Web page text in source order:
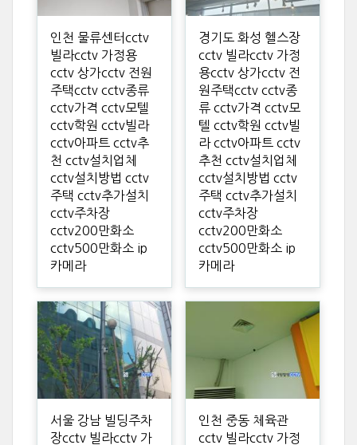
인천 물류센터cctv
빌라cctv 가정용
cctv 상가cctv 전원
주택cctv cctv종류
cctv가격 cctv모텔
cctv학원 cctv빌라
cctv아파트 cctv추
천 cctv설치업체
cctv설치방법 cctv
주택 cctv추가설치
cctv주차장
cctv200만화소
cctv500만화소 ip
카메라
경기도 화성 헬스장
cctv 빌라cctv 가정
용cctv 상가cctv 전
원주택cctv cctv종
류 cctv가격 cctv모
텔 cctv학원 cctv빌
라 cctv아파트 cctv
추천 cctv설치업체
cctv설치방법 cctv
주택 cctv추가설치
cctv주차장
cctv200만화소
cctv500만화소 ip
카메라
서울 강남 빌딩주차
장cctv 빌라cctv 가
인천 중동 체육관
cctv 빌라cctv 가정